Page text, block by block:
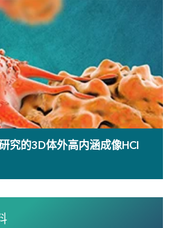
究的3D体外高内涵成像HCI